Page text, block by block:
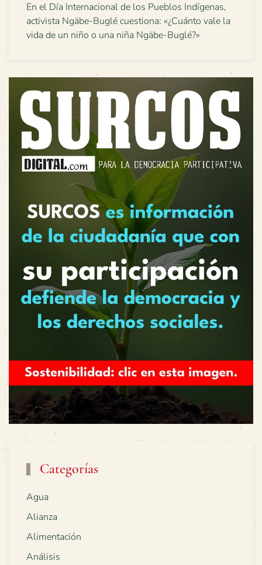
En el Día Internacional de los Pueblos Indígenas,
activista Ngäbe-Buglé cuestiona: «¿Cuánto vale la
vida de un niño o una niña Ngäbe-Buglé?»
Categorías
Agua
Alianza
Alimentación
Análisis